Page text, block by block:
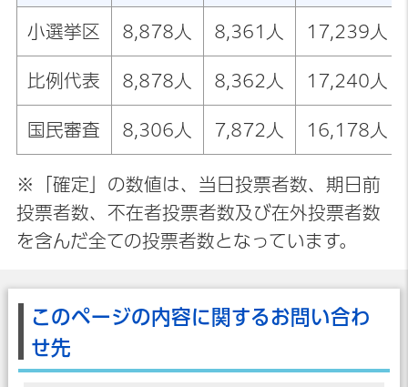
小選挙区 8,878人 8,361人 17,239人
比例代表 8,878人 8,362人 17,240人
国民審査 8,306人 7,872人 16,178人
※「確定」の数値は、当日投票者数、期日前
投票者数、不在者投票者数及び在外投票者数
を含んだ全ての投票者数となっています。
このページの内容に関するお問い合わ
せ先